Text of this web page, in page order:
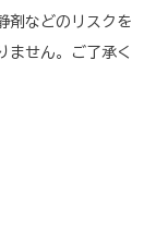
剤などのリスクを
ません。ご了承く